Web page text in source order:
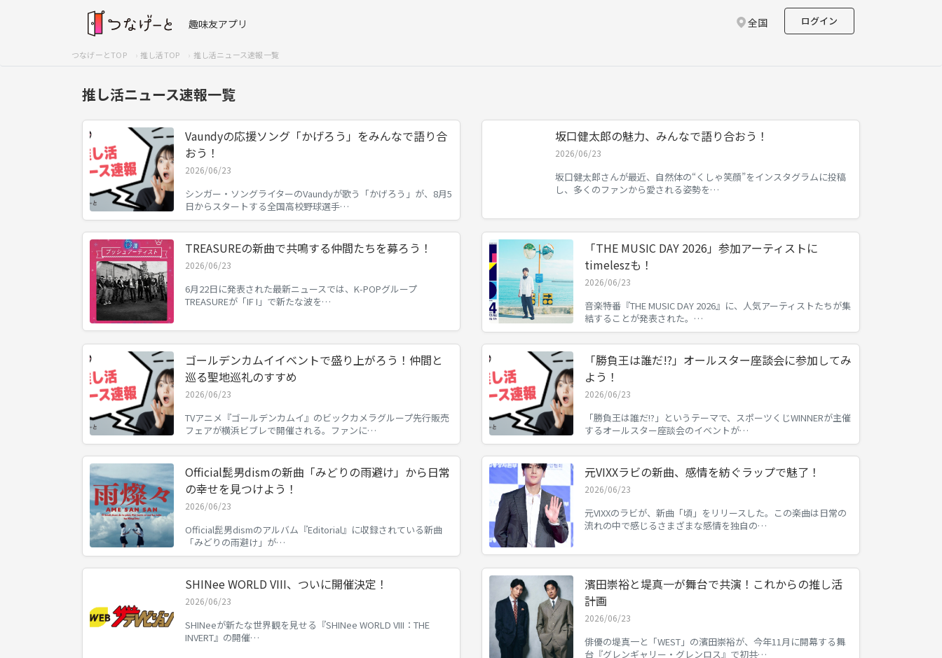
趣味友アプリ 全国 ログイン
つなげーとTOP 推し活TOP 推し活ニュース速報一覧
推し活ニュース速報一覧
Vaundyの応援ソング「かげろう」をみんなで語り合
おう！
2026/06/23
シンガー・ソングライターのVaundyが歌う「かげろう」が、8月5
日からスタートする全国高校野球選手…
坂口健太郎の魅力、みんなで語り合おう！
2026/06/23
坂口健太郎さんが最近、自然体の“くしゃ笑顔”をインスタグラムに投稿
し、多くのファンから愛される姿勢を…
TREASUREの新曲で共鳴する仲間たちを募ろう！
2026/06/23
6月22日に発表された最新ニュースでは、K-POPグループ
TREASUREが「IF I」で新たな波を…
「THE MUSIC DAY 2026」参加アーティストに
timeleszも！
2026/06/23
音楽特番『THE MUSIC DAY 2026』に、人気アーティストたちが集
結することが発表された。…
ゴールデンカムイイベントで盛り上がろう！仲間と
巡る聖地巡礼のすすめ
2026/06/23
TVアニメ『ゴールデンカムイ』のビックカメラグループ先行販売
フェアが横浜ビブレで開催される。ファンに…
「勝負王は誰だ!?」オールスター座談会に参加してみ
よう！
2026/06/23
「勝負王は誰だ!?」というテーマで、スポーツくじWINNERが主催
するオールスター座談会のイベントが…
Official髭男dismの新曲「みどりの雨避け」から日常
の幸せを見つけよう！
2026/06/23
Official髭男dismのアルバム『Editorial』に収録されている新曲
「みどりの雨避け」が…
元VIXXラビの新曲、感情を紡ぐラップで魅了！
2026/06/23
元VIXXのラビが、新曲「頃」をリリースした。この楽曲は日常の
流れの中で感じるさまざまな感情を独自の…
SHINee WORLD VIII、ついに開催決定！
2026/06/23
SHINeeが新たな世界観を見せる『SHINee WORLD VIII：THE
INVERT』の開催…
濱田崇裕と堤真一が舞台で共演！これからの推し活
計画
2026/06/23
俳優の堤真一と「WEST」の濱田崇裕が、今年11月に開幕する舞
台『グレンギャリー・グレンロス』で初共…